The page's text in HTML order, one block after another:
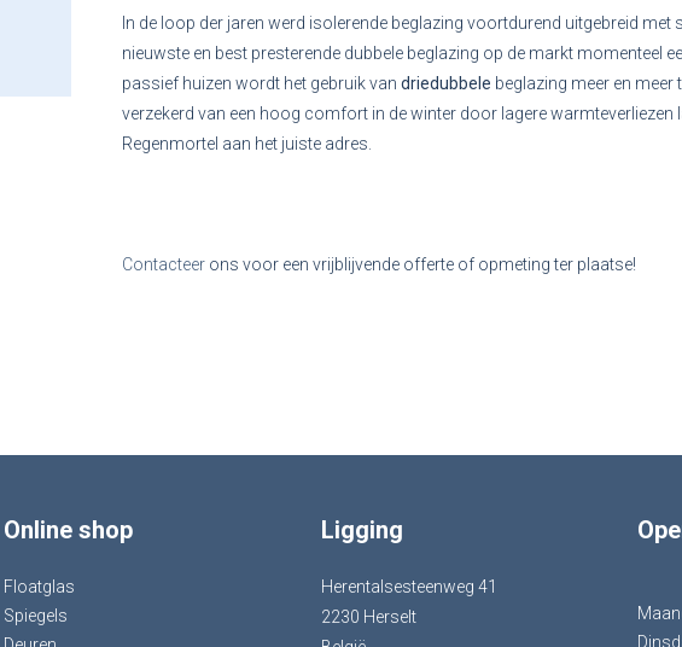
In de loop der jaren werd isolerende beglazing voortdurend uitgebreid
nieuwste en best presterende dubbele beglazing op de markt momenteel
passief huizen wordt het gebruik van driedubbele beglazing meer en meer
verzekerd van een hoog comfort in de winter door lagere warmteverliezen
Regenmortel aan het juiste adres.
Contacteer ons voor een vrijblijvende offerte of opmeting ter plaatse!
Online shop
Floatglas
Spiegels
Ligging
Herentalsesteenweg 41
2230 Herselt